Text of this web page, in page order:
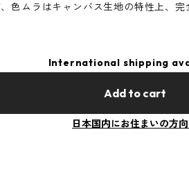
色ムラはキャンバス生地の特性上、
International shipping
Add to cart
日本国内にお住まいの方